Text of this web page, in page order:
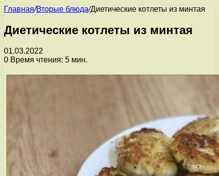
Главная/Вторые блюда/Диетические котлеты из минтая
Диетические котлеты из минтая
01.03.2022
0 Время чтения: 5 мин.